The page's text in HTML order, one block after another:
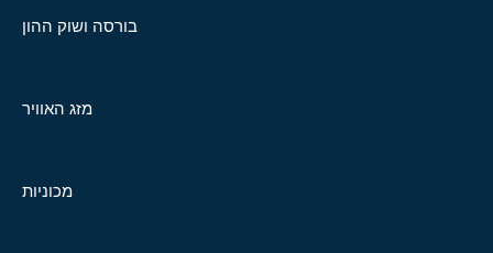
בורסה ושוק ההון
מזג האוויר
מכוניות